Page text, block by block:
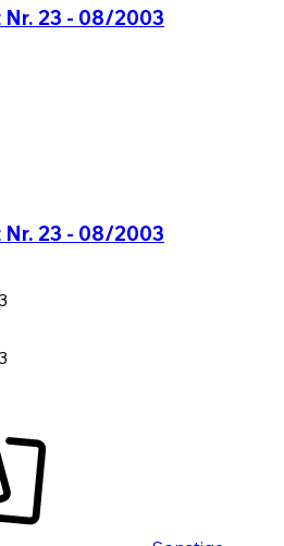
23 - 08/2003
23 - 08/2003